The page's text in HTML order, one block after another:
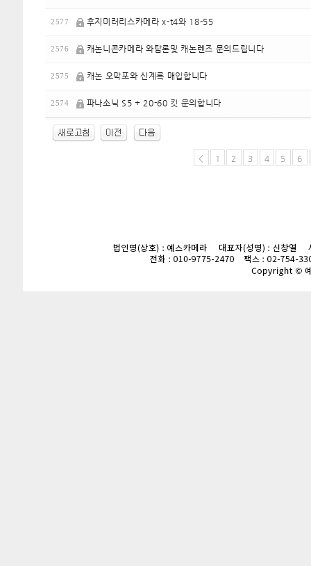
2577 후지미러리스카메라 x-t4와 18-55
2576 캐논니콘카메라 와탐론및 캐논렌즈 문의드립니다
2575 캐논 오막포와 신계륵 매입합니다
2574 파나소닉 S5 + 20-60 킷 문의합니다
< 1 2 3 4 5 6